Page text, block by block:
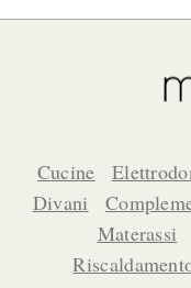
Cucine
Divani
Materassi